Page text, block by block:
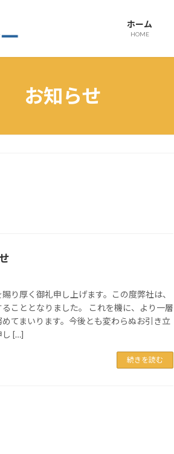
ホーム
HOME
お知らせ
り厚く御礼申し上げます。この度弊社は、
こととなりました。 これを機に、より一層
てまいります。今後とも変わらぬお引き立
し […]
続きを読む